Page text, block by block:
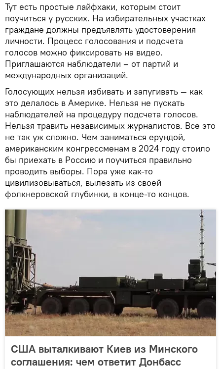
Тут есть простые лайфхаки, которым стоит
поучиться у русских. На избирательных участках
граждане должны предъявлять удостоверения
личности. Процесс голосования и подсчета
голосов можно фиксировать на видео.
Приглашаются наблюдатели – от партий и
международных организаций.
Голосующих нельзя избивать и запугивать — как
это делалось в Америке. Нельзя не пускать
наблюдателей на процедуру подсчета голосов.
Нельзя травить независимых журналистов. Все это
не так уж сложно. Чем заниматься ерундой,
американским конгрессменам в 2024 году стоило
бы приехать в Россию и поучиться правильно
проводить выборы. Пора уже как-то
цивилизовываться, вылезать из своей
фолкнеровской глубинки, в конце-то концов.
США выталкивают Киев из Минского
соглашения: чем ответит Донбасс